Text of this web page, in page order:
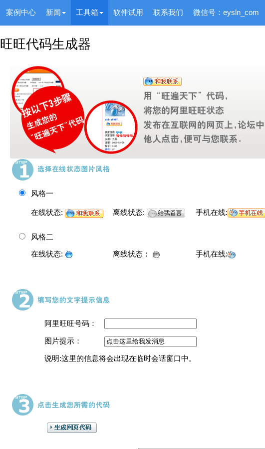
案例中心 新闻 工具箱 软件试用 联系我们 微信号：eysln_com
旺旺代码生成器
风格一
在线状态: 离线状态: 手机在线:
风格二
在线状态:
离线状态： 手机在线:
阿里旺旺号码：
图片提示：
说明:这里的信息将会出现在临时会话窗口中。